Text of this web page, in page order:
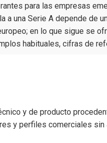
para las empresas
a una Serie A depende de
en lo que sigue se
habituales, cifras de
y de producto
y perfiles comerciales sin